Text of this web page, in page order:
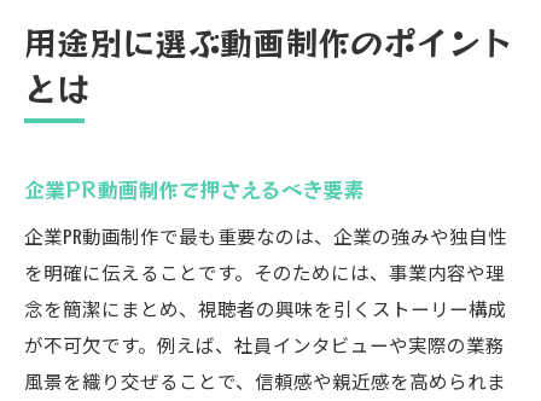
用途別に選ぶ動画制作のポイント
とは
企業PR動画制作で押さえるべき要素
企業PR動画制作で最も重要なのは、企業の強みや独自性
を明確に伝えることです。そのためには、事業内容や理
念を簡潔にまとめ、視聴者の興味を引くストーリー構成
が不可欠です。例えば、社員インタビューや実際の業務
風景を織り交ぜることで、信頼感や親近感を高められま